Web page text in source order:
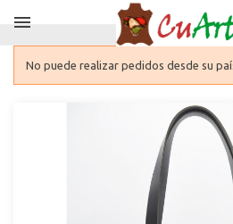

No puede realizar pedidos desde su